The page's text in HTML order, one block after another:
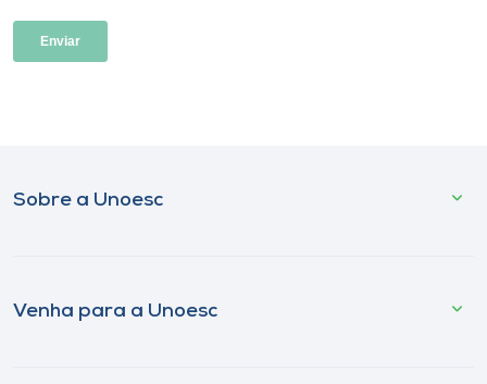
Sobre a Unoesc
Venha para a Unoesc